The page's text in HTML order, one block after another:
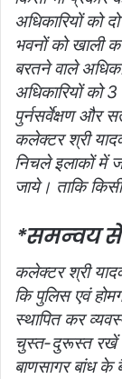
अधिकारियों को
भवनों को खाली
बरतने वाले
अधिकारियों को
पुर्नसर्वेक्षण और
कलेक्‍टर श्री
निचले इलाकों में
जाये। ताकि
*समन्‍वय से
कलेक्‍टर श्री
कि पुलिस एवं
स्‍थापित कर
चुस्‍त-दुरूस्‍त रखें।
बाणसागर बांध के